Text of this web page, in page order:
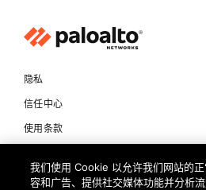
隐私
信任中心
使用条款
我们使用 Cookie 以允许我们网站的
容和广告、提供社交媒体功能并分析